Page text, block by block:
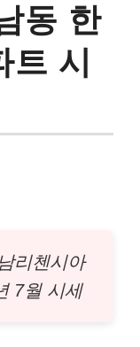
동 한
트 시
리첸시아
7월 시세